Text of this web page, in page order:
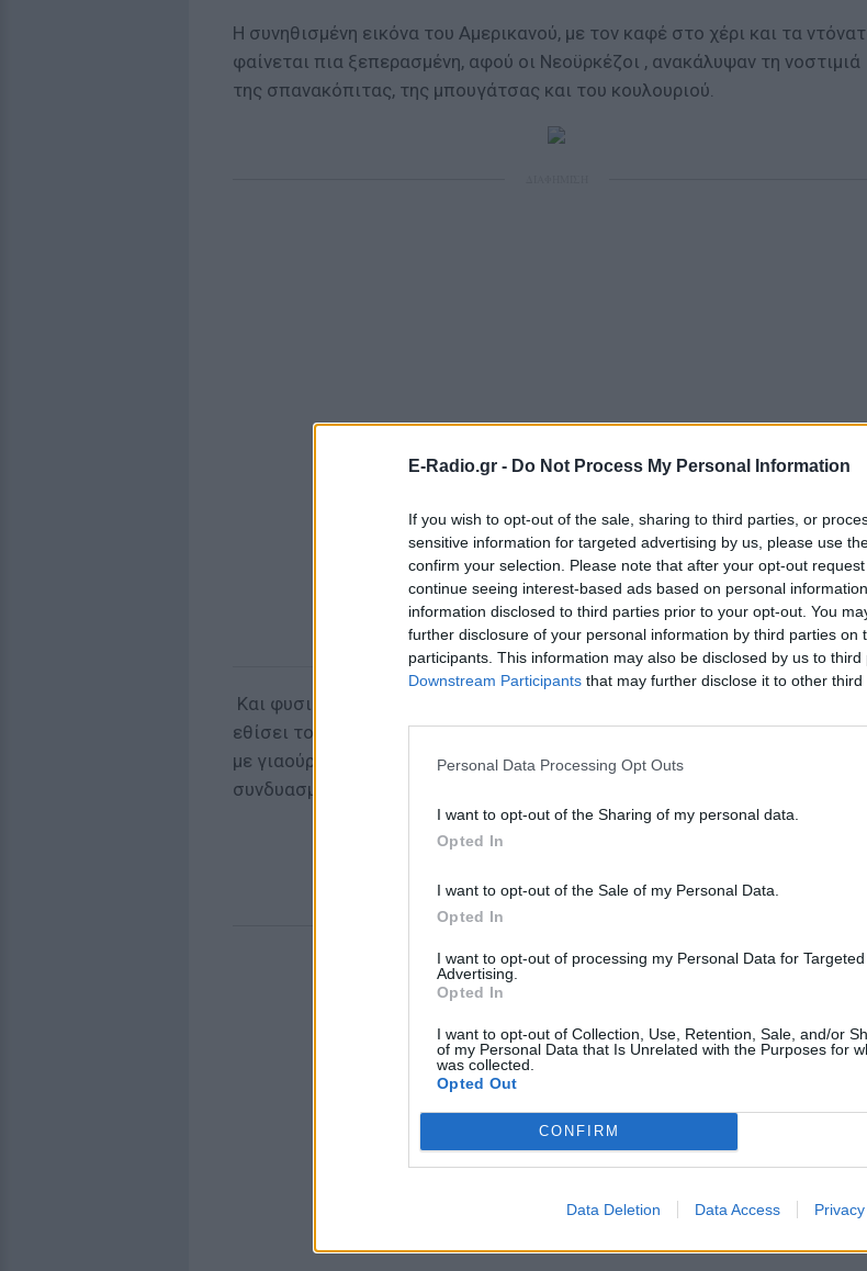
E-Radio.gr - Do Not Process My Personal Information
If you wish to opt-out of the sale, sharing to third parties, or
sensitive information for targeted advertising by us, please use
confirm your selection. Please note that after your opt-out
continue seeing interest-based ads based on personal
information disclosed to third parties prior to your opt-out. You
further disclosure of your personal information by third parties on
participants. This information may also be disclosed by us to
Downstream Participants that may further disclose it to other third
Personal Data Processing Opt Outs
I want to opt-out of the Sharing of my personal data.
Opted In
I want to opt-out of the Sale of my Personal Data.
Opted In
I want to opt-out of processing my Personal Data for Targeted
Advertising.
Opted In
I want to opt-out of Collection, Use, Retention, Sale, and/or
of my Personal Data that Is Unrelated with the Purposes for
was collected.
Opted Out
CONFIRM
Data Deletion Data Access
Η συνηθισμένη εικόνα του Αμερικανού, με τον καφέ στο χέρι και τα
φαίνεται πια ξεπερασμένη, αφού οι Νεοϋρκέζοι , ανακάλυψαν τη νοστιμιά
της σπανακόπιτας, της μπουγάτσας και του κουλουριού.
Και φυσικά η δαιμόνια Ελληνίδα δεν σερβίρει μόνο αυτά. Σιγά σιγά έχει
εθίσει τους Αμερικανούς στο πεϊνιρλί, ενώ ατού της είναι και το
με γιαούρτι και φέτα. Γευστικός οργασμός στο στόμα, αφού αυτοί οι
συνδυασμοί είναι τελείως άγνωστοι για τις ΗΠΑ.